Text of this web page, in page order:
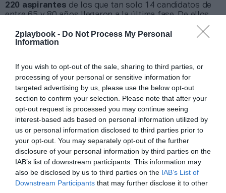
2playbook - Do Not Process My Personal
Information
If you wish to opt-out of the sale, sharing to third parties, or
processing of your personal or sensitive information for
targeted advertising by us, please use the below opt-out
section to confirm your selection. Please note that after your
opt-out request is processed you may continue seeing
interest-based ads based on personal information utilized by
us or personal information disclosed to third parties prior to
your opt-out. You may separately opt-out of the further
disclosure of your personal information by third parties on the
IAB’s list of downstream participants. This information may
also be disclosed by us to third parties on the IAB’s List of
Downstream Participants that may further disclose it to other
220 aspirantes de los que tan solo 14 candidatos de
entre 65 y 80 años llegaron a la última fase. De ellos,
serán cinco mayores de 65 años los que viajarán al
Polo Norte entre los días 25 de agosto y 10 de
septiembre para demostrar que es posible mantener
Para confirmar que pueden afrontar el reto en las
mejores condiciones, los cinco participantes han
superado un completo reconocimiento médico en el
Hospital Universitario Fundación Jiménez Díaz
ha consistido en una analítica completa de control, un
ecocardiograma para descartar problemas en el
funcionamiento del corazón, y una prueba de esfuerzo
para valorar su capacidad de esfuerzo y la correcta
situación cardiovascular con el ejercicio.
Quirónsalud también participará en la fase de
preparación del Desafío Santalucía Seniors mediante
una charla informativa impartida por la doctora
Almudena Fernández-Bravo, jefe Asociado del Servicio